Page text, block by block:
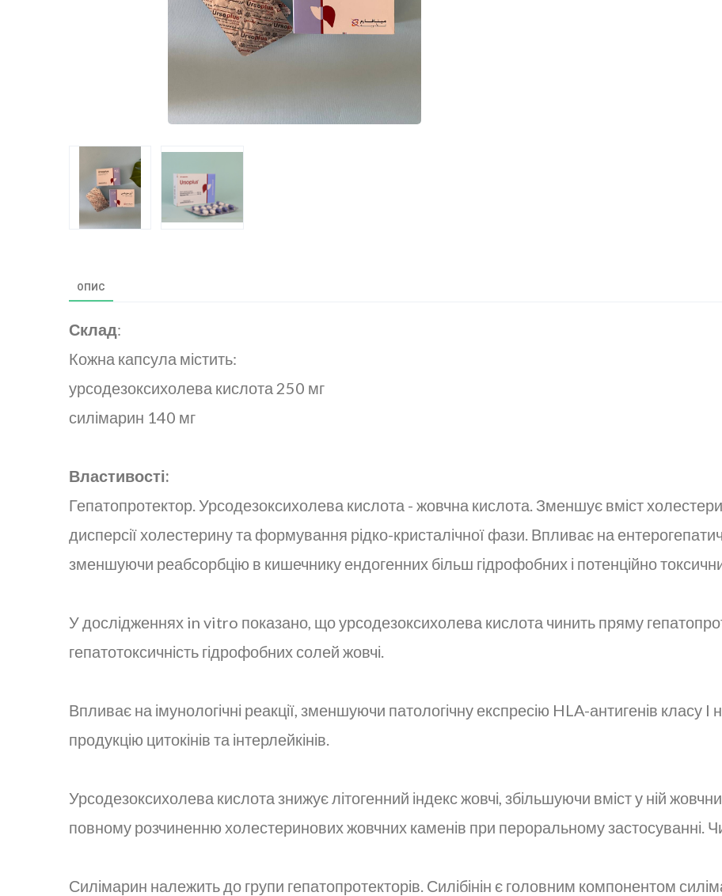
ОПИС
Склад:
Кожна капсула містить:
урсодезоксихолева кислота 250 мг
силімарин 140 мг
Властивості:
Гепатопротектор. Урсодезоксихолева кислота - жовчна кислота. Зменшує вміст
дисперсії холестерину та формування рідко-кристалічної фази. Впливає на
зменшуючи реабсорбцію в кишечнику ендогенних більш гідрофобних і потенційно
У дослідженнях in vitro показано, що урсодезоксихолева кислота чинить пряму
гепатотоксичність гідрофобних солей жовчі.
Впливає на імунологічні реакції, зменшуючи патологічну експресію HLA-антигенів класу I
продукцію цитокінів та інтерлейкінів.
Урсодезоксихолева кислота знижує літогенний індекс жовчі, збільшуючи вміст у ній
повному розчиненню холестеринових жовчних каменів при пероральному застосуванні.
Силімарин належить до групи гепатопротекторів. Силібінін є головним компонентом